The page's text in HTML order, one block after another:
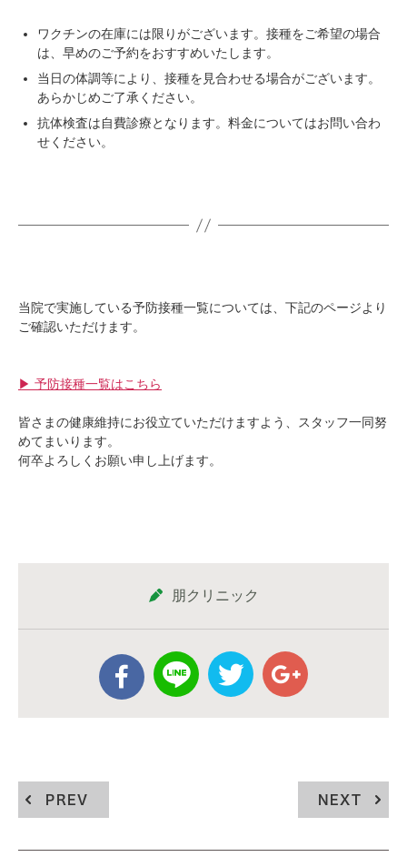
ワクチンの在庫には限りがございます。接種をご希望の場合
は、早めのご予約をおすすめいたします。
当日の体調等により、接種を見合わせる場合がございます。
あらかじめご了承ください。
抗体検査は自費診療となります。料金についてはお問い合わ
せください。
当院で実施している予防接種一覧については、下記のページより
ご確認いただけます。
▶︎ 予防接種一覧はこちら
皆さまの健康維持にお役立ていただけますよう、スタッフ一同努
めてまいります。
何卒よろしくお願い申し上げます。
朋クリニック
PREV NEXT